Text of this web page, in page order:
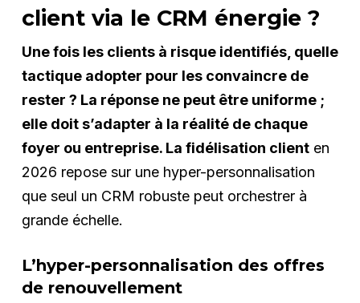
client via le CRM énergie ?
Une fois les clients à risque identifiés, quelle
tactique adopter pour les convaincre de
rester ? La réponse ne peut être uniforme ;
elle doit s’adapter à la réalité de chaque
foyer ou entreprise. La fidélisation clienten
2026 repose sur une hyper-personnalisation
que seul un CRM robuste peut orchestrer à
grande échelle.
L’hyper-personnalisation des offres
de renouvellement